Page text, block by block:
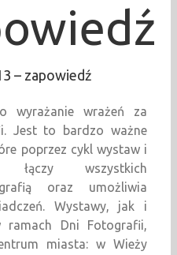
– zapowiedź
wyrażanie wrażeń za
Jest to bardzo ważne
poprzez cykl wystaw i
łączy wszystkich
oraz umożliwia
Wystawy, jak i
ramach Dni Fotografii,
miasta: w Wieży